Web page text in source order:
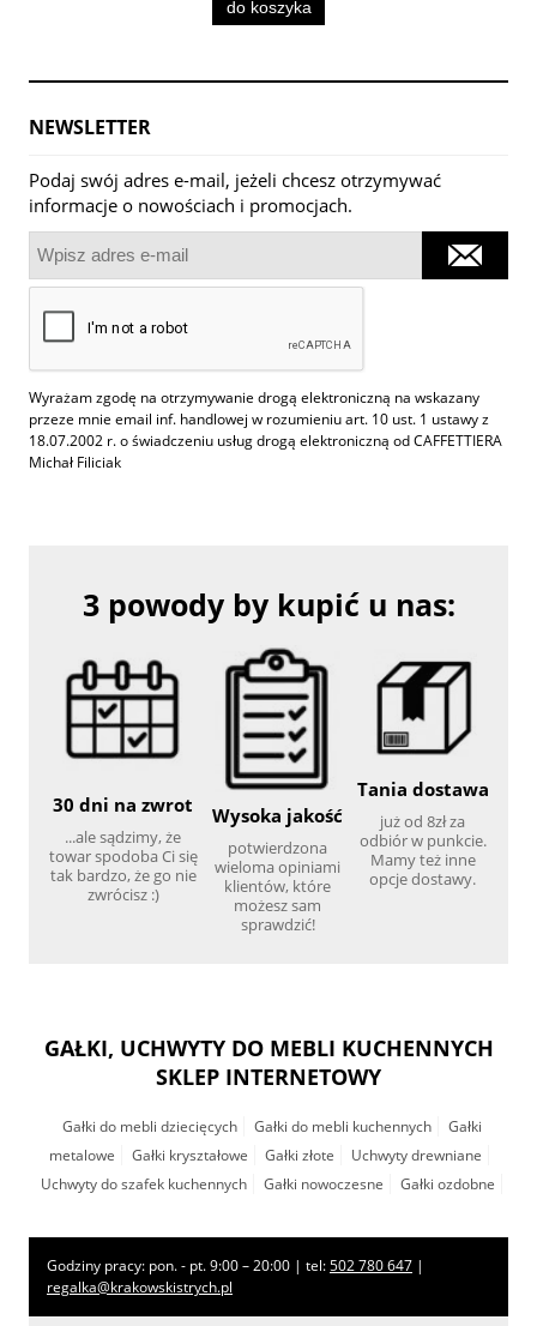
do koszyka
NEWSLETTER
Podaj swój adres e-mail, jeżeli chcesz otrzymywać
informacje o nowościach i promocjach.
Wyrażam zgodę na otrzymywanie drogą elektroniczną na wskazany
przeze mnie email inf. handlowej w rozumieniu art. 10 ust. 1 ustawy z
18.07.2002 r. o świadczeniu usług drogą elektroniczną od CAFFETTIERA
Michał Filiciak
3 powody by kupić u nas:
30 dni na zwrot
...ale sądzimy, że
towar spodoba Ci się
tak bardzo, że go nie
zwrócisz :)
Wysoka jakość
potwierdzona
wieloma opiniami
klientów, które
możesz sam
sprawdzić!
Tania dostawa
już od 8zł za
odbiór w punkcie.
Mamy też inne
opcje dostawy.
GAŁKI, UCHWYTY DO MEBLI KUCHENNYCH
SKLEP INTERNETOWY
Gałki do mebli dziecięcych Gałki do mebli kuchennych
Gałki
metalowe
Gałki kryształowe Gałki złote
Uchwyty drewniane
Uchwyty do szafek kuchennych
Gałki nowoczesne Gałki ozdobne
Godziny pracy: pon. - pt. 9:00 – 20:00 | tel:502 780 647 |
regalka@krakowskistrych.pl